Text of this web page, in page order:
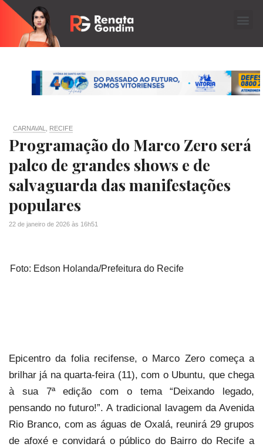
CARNAVAL RECIFE
Programação do Marco Zero será
palco de grandes shows e de
salvaguarda das manifestações
populares
22 de janeiro de 2026 às 16h51
Foto: Edson Holanda/Prefeitura do Recife
Epicentro da folia recifense, o Marco Zero começa a
brilhar já na quarta-feira (11), com o Ubuntu, que chega
à sua 7ª edição com o tema “Deixando legado,
pensando no futuro!”. A tradicional lavagem da Avenida
Rio Branco, com as águas de Oxalá, reunirá 29 grupos
de afoxé e convidará o público do Bairro do Recife a